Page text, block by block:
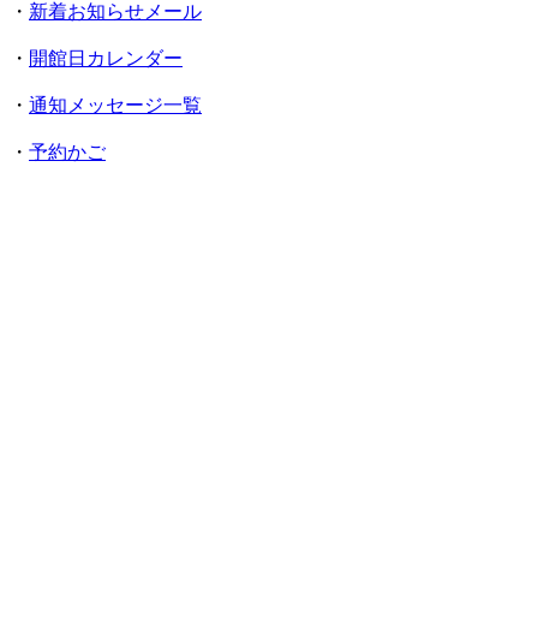
・ 新着お知らせメール
・ 開館日カレンダー
・ 通知メッセージ一覧
・ 予約かご